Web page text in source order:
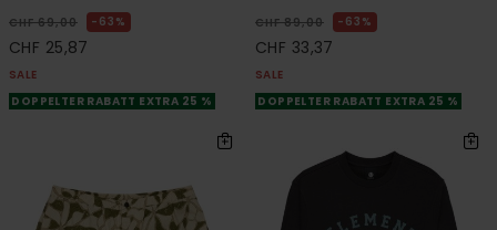
CHF 69,00 63%
CHF 25,87
SALE
DOPPELTER RABATT EXTRA 25 %
CHF 89,00 63%
CHF 33,37
SALE
DOPPELTER RABATT EXTRA 25 %